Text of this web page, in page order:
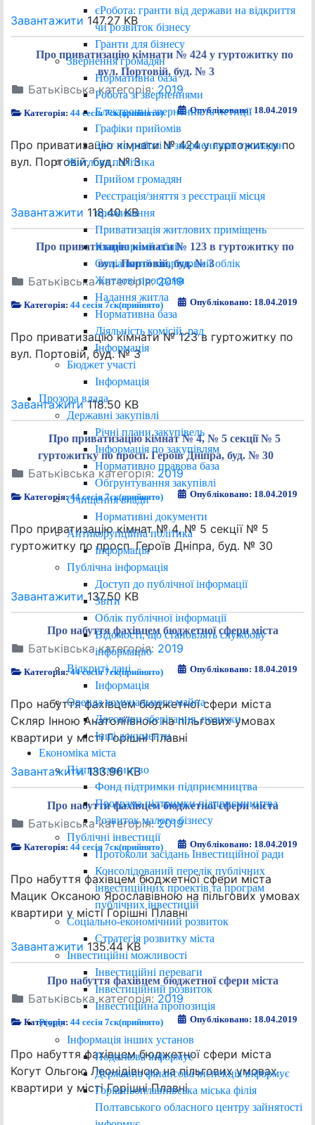
єРобота: гранти від держави на відкриття
чи розвиток бізнесу
Гранти для бізнесу
Звернення громадян
Нормативна база
Робота зі зверненнями
Електронні звернення та петиції
Графіки прийомів
Звіт по роботі зі зверненнями громадян
Житлова політика
Прийом громадян
Реєстрація/зняття з реєстрації місця
проживання
Приватизація житлових приміщень
Квартирний облік
Соціальний квартирний облік
Житлові програми
Надання житла
Нормативна база
Діяльність комісій, рад
Інформація
Бюджет участі
Інформація
Прозора влада
Державні закупівлі
Річні плани закупівель
Інформація по закупівлям
Нормативно правова база
Обґрунтування закупівлі
Очищення влади
Нормативні документи
Антикорупційна політика
Інформація
Публічна інформація
Доступ до публічної інформації
Звіти
Облік публічної інформації
Відомості, що становлять службову
інформацію
Відкриті дані
Інформація
Оренда комунального майна
Договори зберігання, позички
Інші документи
Економіка міста
Підприємництво
Фонд підтримки підприємництва
Програма підтримки підприємництва
Розвиток малого бізнесу
Публічні інвестиції
Протоколи засідань Інвестиційної ради
Консолідований перелік публічних
інвестиційних проектів та програм
публічних інвестицій
Соціально-економічний розвиток
Стратегія розвитку міста
Інвестиційні можливості
Інвестиційні переваги
Інвестиційний розвиток
Інвестиційна пропозиція
Різне
Інформація інших установ
Податкова інформує
Державна фінансова інспекція інформує
Горішньоплавнівська міська філія
Полтавського обласного центру зайнятості
Завантажити 147.27 KB
Про приватизацію кімнати № 424 у гуртожитку по
вул. Портовій, буд. № 3
Батьківська категорія:2019
Категорія:44 сесія 7ск(прийнято) Опубліковано: 18.04.2019
Про приватизацію кімнати № 424 у гуртожитку по
вул. Портовій, буд. № 3
Завантажити 118.40 KB
Про приватизацію кімнати № 123 в гуртожитку по
вул. Портовій, буд. № 3
Батьківська категорія:2019
Категорія:44 сесія 7ск(прийнято) Опубліковано: 18.04.2019
Про приватизацію кімнати № 123 в гуртожитку по
вул. Портовій, буд. № 3
Завантажити118.50 KB
Про приватизацію кімнат № 4, № 5 секції № 5
гуртожитку по просп. Героїв Дніпра, буд. № 30
Батьківська категорія: 2019
Категорія:44 сесія 7ск(прийнято) Опубліковано: 18.04.2019
Про приватизацію кімнат № 4, № 5 секції № 5
гуртожитку по просп. Героїв Дніпра, буд. № 30
Завантажити137.50 KB
Про набуття фахівцем бюджетної сфери міста
Батьківська категорія: 2019
Категорія:44 сесія 7ск(прийнято) Опубліковано: 18.04.2019
Про набуття фахівцем бюджетної сфери міста
Скляр Інною Анатоліївною на пільгових умовах
квартири у місті Горішні Плавні
Завантажити133.96 KB
Про набуття фахівцем бюджетної сфери міста
Батьківська категорія:2019
Категорія:44 сесія 7ск(прийнято) Опубліковано: 18.04.2019
Про набуття фахівцем бюджетної сфери міста
Мацик Оксаною Ярославівною на пільгових умовах
квартири у місті Горішні Плавні
Завантажити 135.44 KB
Про набуття фахівцем бюджетної сфери міста
Батьківська категорія: 2019
Категорія:44 сесія 7ск(прийнято) Опубліковано: 18.04.2019
Про набуття фахівцем бюджетної сфери міста
Когут Ольгою Леонідівною на пільгових умовах
квартири у місті Горішні Плавні